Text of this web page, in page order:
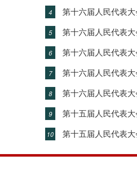
4 第十六届人民代表
5 第十六届人民代表
6 第十六届人民代表
7 第十六届人民代表
8 第十六届人民代表
9 第十五届人民代表
10 第十五届人民代表